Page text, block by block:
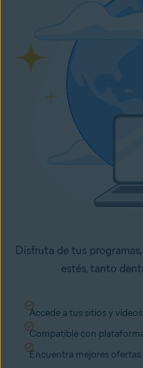
Disfruta de tus
estés, tanto
Accede a tus sitios y
Compatible con
Encuentra mejores